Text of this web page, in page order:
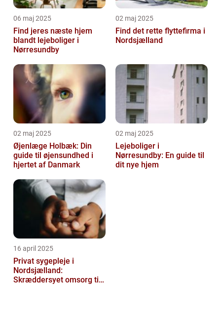
06 maj 2025
Find jeres næste hjem
blandt lejeboliger i
Nørresundby
02 maj 2025
Find det rette flyttefirma i
Nordsjælland
02 maj 2025
Øjenlæge Holbæk: Din
guide til øjensundhed i
hjertet af Danmark
02 maj 2025
Lejeboliger i
Nørresundby: En guide til
dit nye hjem
16 april 2025
Privat sygepleje i
Nordsjælland:
Skræddersyet omsorg til